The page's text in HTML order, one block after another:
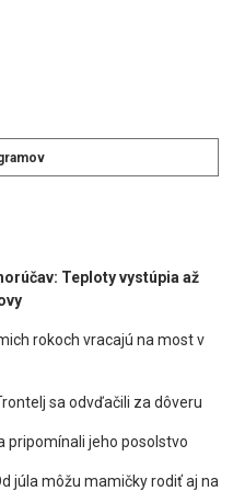
Teploty vystúpia až
rokoch vracajú na most v
sa odvďačili za dôveru
pripomínali jeho posolstvo
júla môžu mamičky rodiť aj na